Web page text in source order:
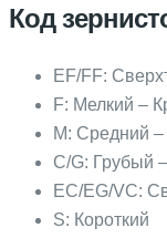
Код
EF/FF:
F: Мелкий –
M: Средний
C/G: Грубый
EC/EG/VC:
S: Короткий